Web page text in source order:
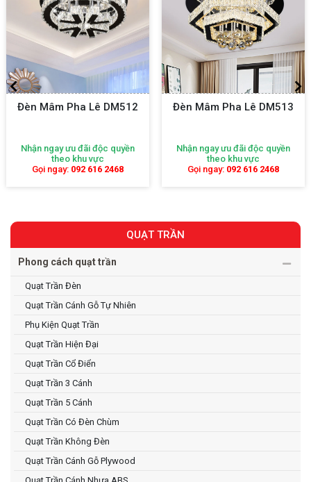
Đèn Mâm Pha Lê DM513
Nhận ngay ưu đãi độc quyền
theo khu vực
Gọi ngay:092 616 2468
Đèn Mâm Pha Lê
Nhận ngay ưu đãi độc
theo khu vực
Gọi ngay:092 616
QUẠT TRẦN
Phong cách quạt trần
Quạt Trần Đèn
Quạt Trần Cánh Gỗ Tự Nhiên
Phụ Kiện Quạt Trần
Quạt Trần Hiện Đại
Quạt Trần Cổ Điển
Quạt Trần 3 Cánh
Quạt Trần 5 Cánh
Quạt Trần Có Đèn Chùm
Quạt Trần Không Đèn
Quạt Trần Cánh Gỗ Plywood